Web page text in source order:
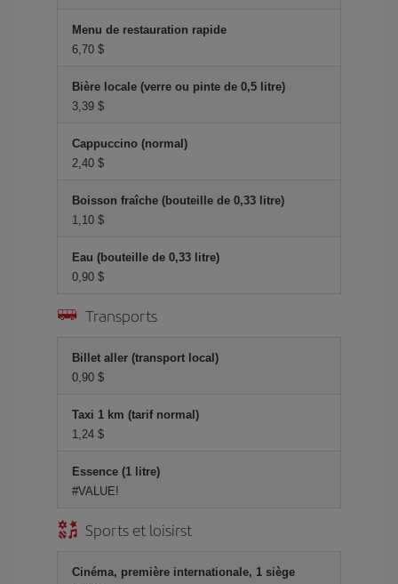
Menu de restauration rapide
6,70 $
Bière locale (verre ou pinte de 0,5 litre)
3,39 $
Cappuccino (normal)
2,40 $
Boisson fraîche (bouteille de 0,33 litre)
1,10 $
Eau (bouteille de 0,33 litre)
0,90 $
Transports
Billet aller (transport local)
0,90 $
Taxi 1 km (tarif normal)
1,24 $
Essence (1 litre)
#VALUE!
Sports et loisirst
Cinéma, première internationale, 1 siège